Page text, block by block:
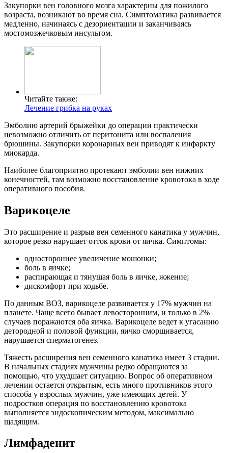
Закупорки вен головного мозга характерны для пожилого
возраста, возникают во время сна. Симптоматика развивается
медленно, начинаясь с дезориентации и заканчиваясь
мостомозжечковым инсультом.
Читайте также:
Лечение грибка на руках
Эмболию артерий брыжейки до операции практически
невозможно отличить от перитонита или воспаления
брюшины. Закупорки коронарных вен приводят к инфаркту
миокарда.
Наиболее благоприятно протекают эмболии вен нижних
конечностей, там возможно восстановление кровотока в ходе
оперативного пособия.
Варикоцеле
Это расширение и разрыв вен семенного канатика у мужчин,
которое резко нарушает отток крови от яичка. Симптомы:
одностороннее увеличение мошонки;
боль в яичке;
распирающая и тянущая боль в яичке, жжение;
дискомфорт при ходьбе.
По данным ВОЗ, варикоцеле развивается у 17% мужчин на
планете. Чаще всего бывает левосторонним, и только в 2%
случаев поражаются оба яичка. Варикоцеле ведет к угасанию
детородной и половой функции, яичко сморщивается,
нарушается сперматогенез.
Тяжесть расширения вен семенного канатика имеет 3 стадии.
В начальных стадиях мужчины редко обращаются за
помощью, что ухудшает ситуацию. Вопрос об оперативном
лечении остается открытым, есть много противников этого
способа у взрослых мужчин, уже имеющих детей. У
подростков операция по восстановлению кровотока
выполняется эндоскопическим методом, максимально
щадящим.
Лимфаденит